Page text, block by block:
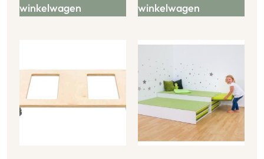
winkelwagen
winkelwagen